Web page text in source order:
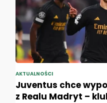
AKTUALNOŚCI
Juventus chce
z Realu Madryt –